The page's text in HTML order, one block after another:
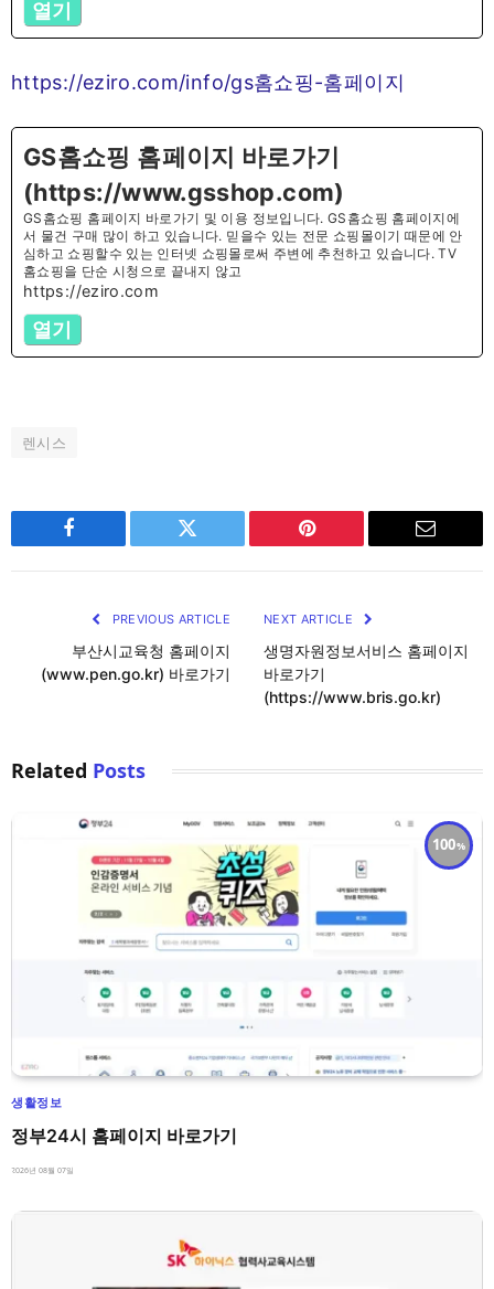
열기
https://eziro.com/info/gs홈쇼핑-홈페이지
GS홈쇼핑 홈페이지 바로가기
(https://www.gsshop.com)
GS홈쇼핑 홈페이지 바로가기 및 이용 정보입니다. GS홈쇼핑 홈페이지에
서 물건 구매 많이 하고 있습니다. 믿을수 있는 전문 쇼핑몰이기 때문에 안
심하고 쇼핑할수 있는 인터넷 쇼핑몰로써 주변에 추천하고 있습니다. TV
홈쇼핑을 단순 시청으로 끝내지 않고
https://eziro.com
열기
렌시스
Facebook Twitter Pinterest Email
PREVIOUS ARTICLE
부산시교육청 홈페이지
(www.pen.go.kr) 바로가기
NEXT ARTICLE
생명자원정보서비스 홈페이지
바로가기
(https://www.bris.go.kr)
Related Posts
100
생활정보
정부24시 홈페이지 바로가기
2026년 08월 07일